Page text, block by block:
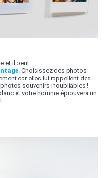
et il peut
. Choisissez des photos
car elles lui rappellent des
souvenirs inoubliables !
et votre homme éprouvera un